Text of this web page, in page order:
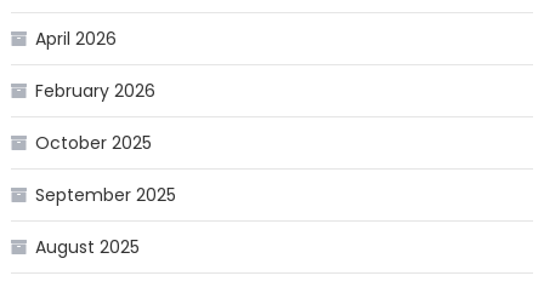
April 2026
February 2026
October 2025
September 2025
August 2025